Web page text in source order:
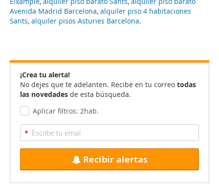
Avenida Madrid Barcelona, alquiler piso 4 habitaciones
Sants, alquiler pisos Asturies Barcelona.
¡Crea tu alerta!
No dejes que te adelanten. Recibe en tu correo todas
las novedades de esta búsqueda.
Aplicar filtros: 2hab.
Recibir alertas